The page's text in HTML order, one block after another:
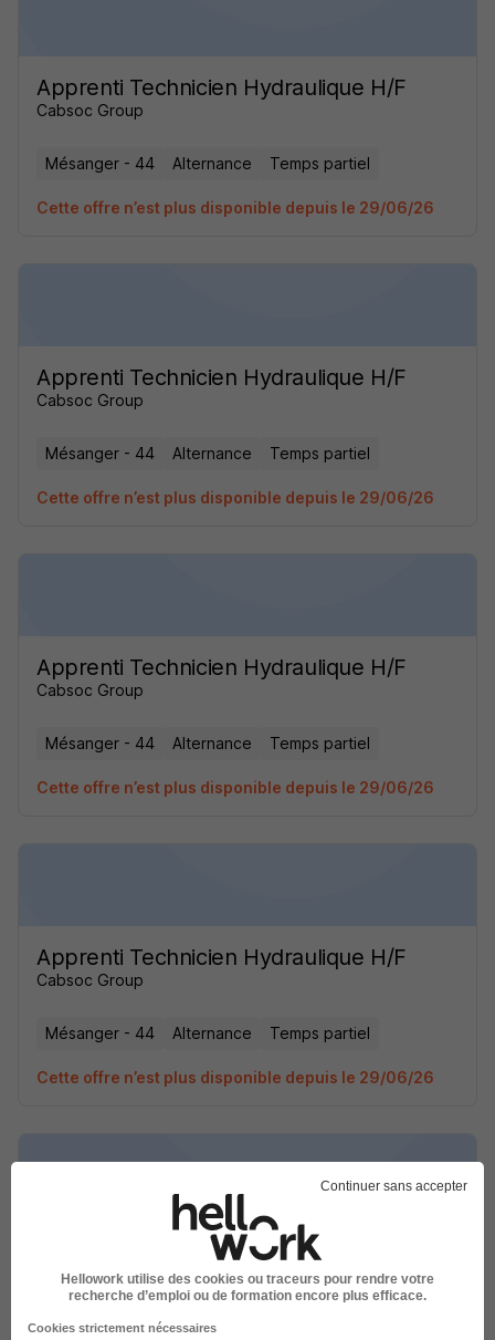
Apprenti Technicien Hydraulique H/F
Cabsoc Group
Mésanger - 44 Alternance Temps partiel
Cette offre n’est plus disponible depuis le 29/06/26
Apprenti Technicien Hydraulique H/F
Cabsoc Group
Mésanger - 44 Alternance Temps partiel
Cette offre n’est plus disponible depuis le 29/06/26
Apprenti Technicien Hydraulique H/F
Cabsoc Group
Mésanger - 44 Alternance Temps partiel
Cette offre n’est plus disponible depuis le 29/06/26
Apprenti Technicien Hydraulique H/F
Cabsoc Group
Mésanger - 44 Alternance Temps partiel
Cette offre n’est plus disponible depuis le 29/06/26
Apprenti Technicien Hydraulique H/F
Cabsoc Group
Mésanger - 44 Alternance
Continuer sans accepter
Hellowork utilise des cookies ou traceurs pour rendre votre
recherche d’emploi ou de formation encore plus efficace.
Cookies strictement nécessaires